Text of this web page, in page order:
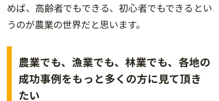
めば、高齢者でもできる、初心者でもできるとい
うのが農業の世界だと思います。
農業でも、漁業でも、林業でも、各地の
成功事例をもっと多くの方に見て頂き
たい